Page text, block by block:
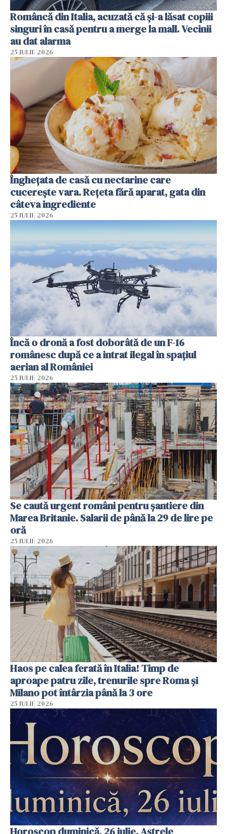
Româncă din Italia, acuzată că și-a lăsat copiii
singuri în casă pentru a merge la mall. Vecinii
au dat alarma
25 IULIE 2026
Înghețata de casă cu nectarine care
cucerește vara. Rețeta fără aparat, gata din
câteva ingrediente
25 IULIE 2026
Încă o dronă a fost doborâtă de un F-16
românesc după ce a intrat ilegal în spațiul
aerian al României
25 IULIE 2026
Se caută urgent români pentru șantiere din
Marea Britanie. Salarii de până la 29 de lire pe
oră
25 IULIE 2026
Haos pe calea ferată în Italia! Timp de
aproape patru zile, trenurile spre Roma și
Milano pot întârzia până la 3 ore
25 IULIE 2026